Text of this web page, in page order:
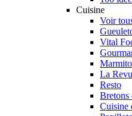
Cuisine
Voir
Vital
La
Resto
Bretons
Cuisine